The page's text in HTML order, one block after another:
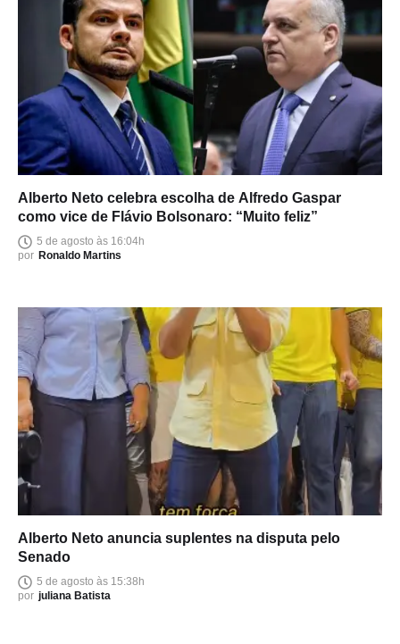
Alberto Neto celebra escolha de Alfredo Gaspar
como vice de Flávio Bolsonaro: “Muito feliz”
5 de agosto às 16:04h
por Ronaldo Martins
Alberto Neto anuncia suplentes na disputa pelo
Senado
5 de agosto às 15:38h
por juliana Batista